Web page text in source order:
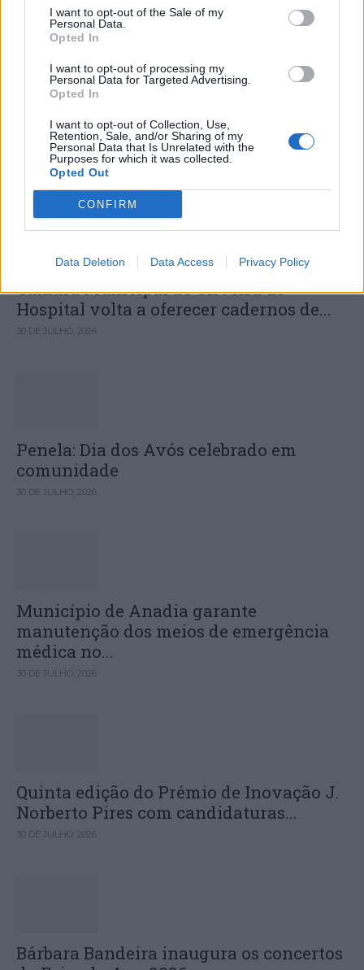
I want to opt-out of the Sale of my
Personal Data.
Opted In
I want to opt-out of processing my
Personal Data for Targeted Advertising.
Opted In
I want to opt-out of Collection, Use,
Retention, Sale, and/or Sharing of my
Personal Data that Is Unrelated with the
Purposes for which it was collected.
Opted Out
CONFIRM
Data Deletion Data Access Privacy Policy
30 DE JULHO, 2026
Município de Góis entrega Kits
Comunitários às famílias no âmbito do...
30 DE JULHO, 2026
Câmara Municipal de Oliveira do
Hospital volta a oferecer cadernos de...
30 DE JULHO, 2026
Penela: Dia dos Avós celebrado em
comunidade
30 DE JULHO, 2026
Município de Anadia garante
manutenção dos meios de emergência
médica no...
30 DE JULHO, 2026
Quinta edição do Prémio de Inovação J.
Norberto Pires com candidaturas...
30 DE JULHO, 2026
Bárbara Bandeira inaugura os concertos